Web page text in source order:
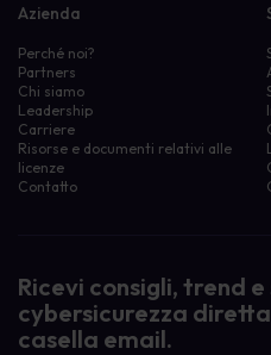
Azienda
Perché noi?
Partners
Chi siamo
Leadership
Carriere
Risorse e documenti relativi alle
licenze
Contatto
Ricevi consigli, trend
cybersicurezza
casella email.